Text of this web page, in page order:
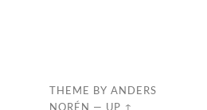
THEME BYANDERS
NORÉN — UP ↑